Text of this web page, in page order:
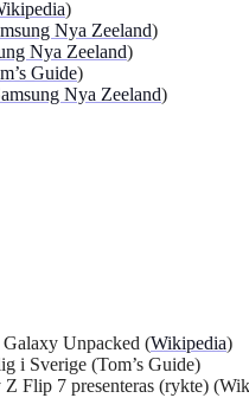
)
Nya Zeeland)
Nya Zeeland)
Guide)
Nya Zeeland)
Unpacked (Wikipedia)
i Sverige (Tom’s Guide)
Flip 7 presenteras (rykte)